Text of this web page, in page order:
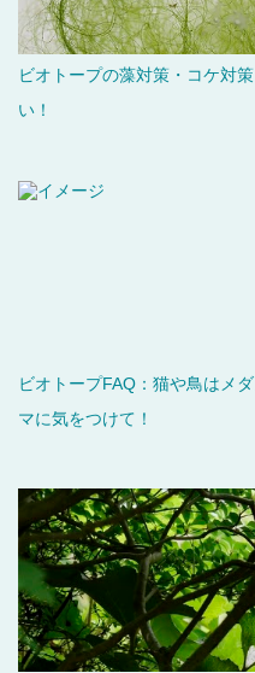
ビオトープの藻対策・コケ対
い！
ビオトープFAQ：猫や鳥はメ
マに気をつけて！